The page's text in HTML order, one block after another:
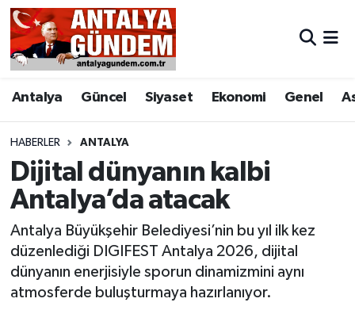
Antalya Güncel Siyaset Ekonomi Genel
HABERLER ANTALYA
Dijital dünyanın kalbi
Antalya’da atacak
Antalya Büyükşehir Belediyesi’nin bu yıl ilk kez
düzenlediği DIGIFEST Antalya 2026, dijital
dünyanın enerjisiyle sporun dinamizmini aynı
atmosferde buluşturmaya hazırlanıyor.
Antalya
Asayiş
Bilim & Teknoloji
Bölge
EĞİTİM
Ekonomi
Antalya Nöbetçi Eczaneler
Antalya Hava Durumu
Antalya Namaz Vakitleri
Antalya Trafik Yoğunluk Haritası
Süper Lig Puan Durumu ve Fikstür
Tüm Manşetler
Son Dakika Haberleri